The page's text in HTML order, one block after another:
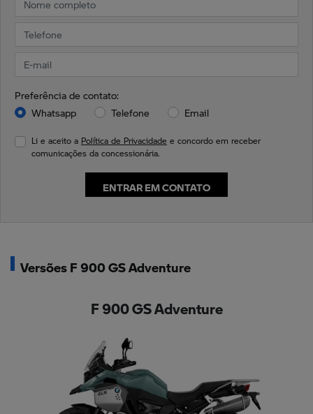
Preferência de contato:
Whatsapp
Telefone Email
Li e aceito a Política de Privacidade e concordo em receber
comunicações da concessionária.
ENTRAR EM CONTATO
Versões F 900 GS Adventure
F 900 GS Adventure